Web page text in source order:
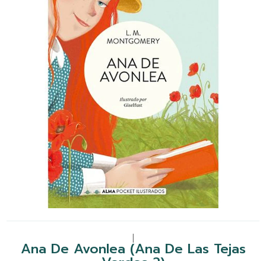
Ana De Avonlea (Ana De Las Tejas